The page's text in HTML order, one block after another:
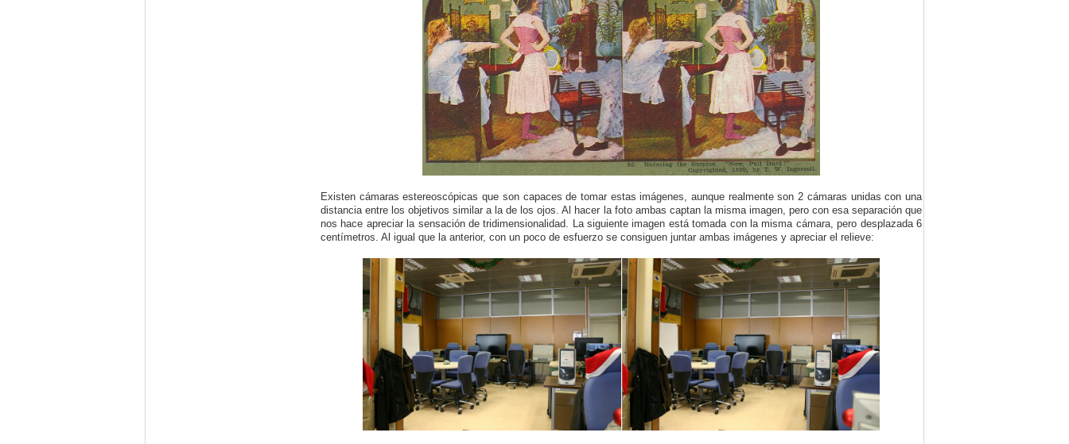
Existen cámaras estereoscópicas que son capaces de tomar estas imágenes, aunque realmente son 2 cámaras unidas con una
distancia entre los objetivos similar a la de los ojos. Al hacer la foto ambas captan la misma imagen, pero con esa separación que
nos hace apreciar la sensación de tridimensionalidad. La siguiente imagen está tomada con la misma cámara, pero desplazada 6
centímetros. Al igual que la anterior, con un poco de esfuerzo se consiguen juntar ambas imágenes y apreciar el relieve: